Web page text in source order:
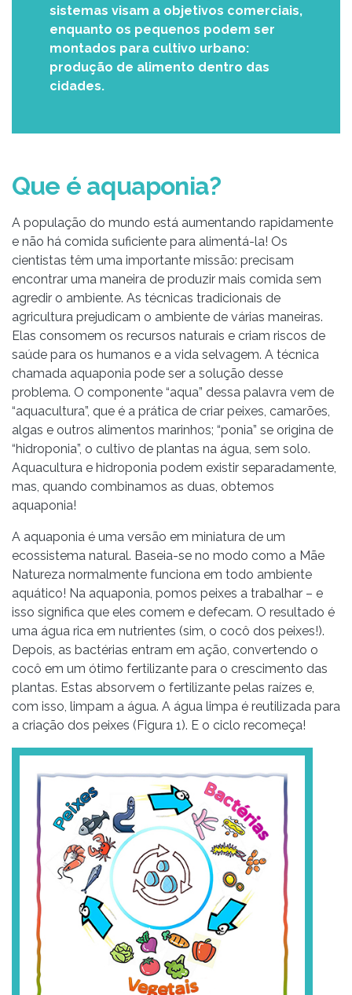
sistemas visam a objetivos comerciais,
enquanto os pequenos podem ser
montados para cultivo urbano:
produção de alimento dentro das
cidades.
Que é aquaponia?
A população do mundo está aumentando rapidamente
e não há comida suficiente para alimentá-la! Os
cientistas têm uma importante missão: precisam
encontrar uma maneira de produzir mais comida sem
agredir o ambiente. As técnicas tradicionais de
agricultura prejudicam o ambiente de várias maneiras.
Elas consomem os recursos naturais e criam riscos de
saúde para os humanos e a vida selvagem. A técnica
chamada aquaponia pode ser a solução desse
problema. O componente “aqua” dessa palavra vem de
“aquacultura”, que é a prática de criar peixes, camarões,
algas e outros alimentos marinhos; “ponia” se origina de
“hidroponia”, o cultivo de plantas na água, sem solo.
Aquacultura e hidroponia podem existir separadamente,
mas, quando combinamos as duas, obtemos
aquaponia!
A aquaponia é uma versão em miniatura de um
ecossistema natural. Baseia-se no modo como a Mãe
Natureza normalmente funciona em todo ambiente
aquático! Na aquaponia, pomos peixes a trabalhar – e
isso significa que eles comem e defecam. O resultado é
uma água rica em nutrientes (sim, o cocô dos peixes!).
Depois, as bactérias entram em ação, convertendo o
cocô em um ótimo fertilizante para o crescimento das
plantas. Estas absorvem o fertilizante pelas raízes e,
com isso, limpam a água. A água limpa é reutilizada para
a criação dos peixes (Figura 1). E o ciclo recomeça!